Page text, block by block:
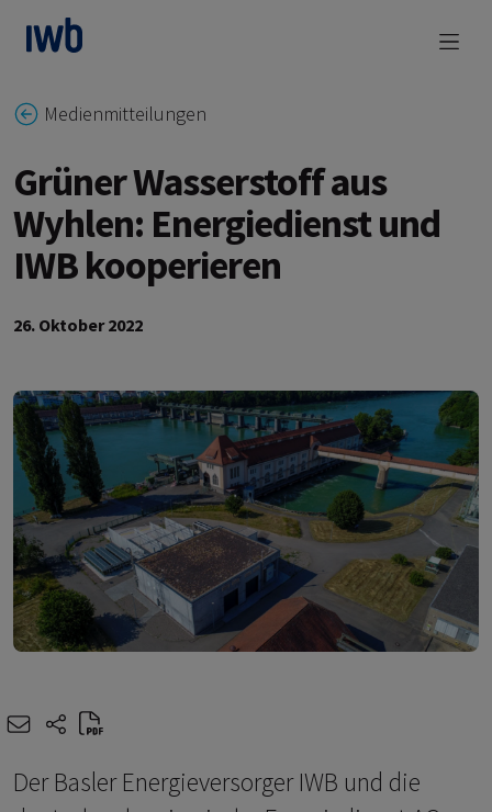
zum Main Content
Medienmitteilungen
Grüner Wasserstoff aus
Wyhlen: Energiedienst und
IWB kooperieren
26. Oktober 2022
e-mailshare-icons
Der Basler Energieversorger IWB und die